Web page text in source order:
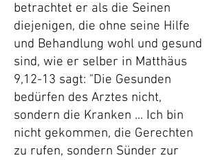
betrachtet er als die Seinen
diejenigen, die ohne seine Hilfe
und Behandlung wohl und gesund
sind, wie er selber in Matthäus
9,12-13 sagt: "Die Gesunden
bedürfen des Arztes nicht,
sondern die Kranken ... Ich bin
nicht gekommen, die Gerechten
zu rufen, sondern Sünder zur